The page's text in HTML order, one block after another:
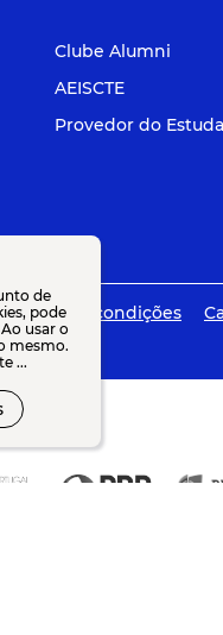
Clube Alumni
AEISCTE
Provedor do
Termos e condições
de
pode
usar o
mesmo.
...